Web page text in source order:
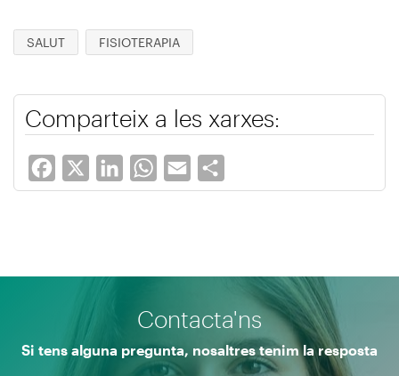
SALUT FISIOTERAPIA
Comparteix a les xarxes:
Facebook LinkedInWhatsApp
Email
Contacta'ns
Si tens alguna pregunta, nosaltres tenim la resposta